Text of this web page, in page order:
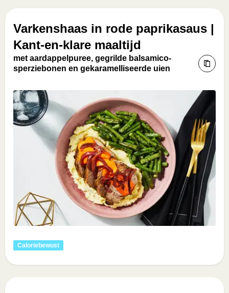
Varkenshaas in rode paprikasaus |
Kant-en-klare maaltijd
met aardappelpuree, gegrilde balsamico-
sperziebonen en gekaramelliseerde uien
Caloriebewust